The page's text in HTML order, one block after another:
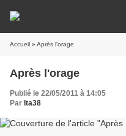
Accueil » Après l'orage
Après l'orage
Publié le 22/05/2011 à 14:05
Par lta38